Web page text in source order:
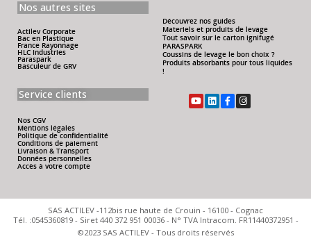
Nos autres sites
Actilev Corporate
Bac en Plastique
France Rayonnage
HLC Industries
Paraspark
Basculeur de GRV
Découvrez nos guides
Materiels et produits de levage
Tout savoir sur le carton ignifugé
PARASPARK
Coussins de levage le bon choix ?
Produits absorbants pour tous liquides
!
Service clients
Nos CGV
Mentions légales
Politique de confidentialité
Conditions de paiement
Livraison & Transport
Données personnelles
Accès à votre compte
SAS ACTILEV -112bis rue haute de Crouin - 16100 - Cognac
Tél. :0545360819 - Siret 440 372 951 00036 - N° TVA Intracom. FR11440372951 -
©2023 SAS ACTILEV - Tous droits réservés​